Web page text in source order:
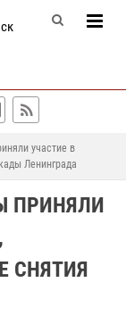
участие в
Ленинграда
ПРИНЯЛИ
СНЯТИЯ